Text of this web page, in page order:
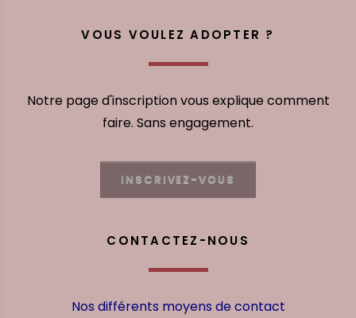
VOUS VOULEZ ADOPTER ?
Notre page d'inscription vous explique comment
faire. Sans engagement.
INSCRIVEZ-VOUS
CONTACTEZ-NOUS
Nos différents moyens de contact